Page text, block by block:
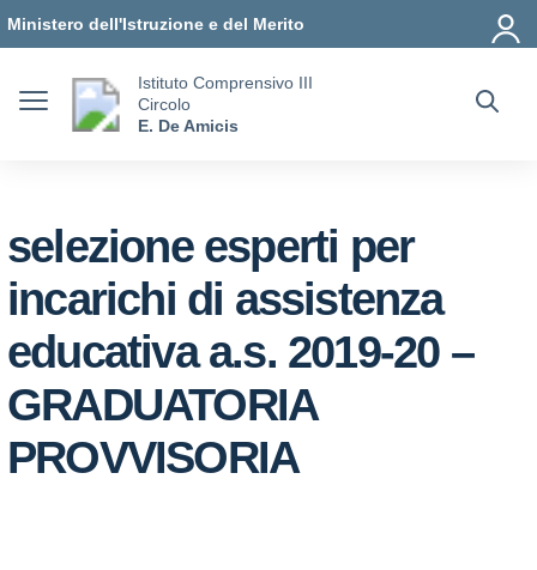
Ministero dell'Istruzione e del Merito
Istituto Comprensivo III
Circolo
E. De Amicis
selezione esperti per
incarichi di assistenza
educativa a.s. 2019-20 –
GRADUATORIA
PROVVISORIA